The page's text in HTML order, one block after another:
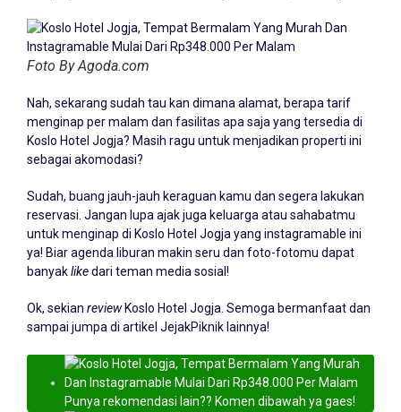
Foto By Agoda.com
Nah, sekarang sudah tau kan dimana alamat, berapa tarif
menginap per malam dan fasilitas apa saja yang tersedia di
Koslo Hotel Jogja? Masih ragu untuk menjadikan properti ini
sebagai akomodasi?
Sudah, buang jauh-jauh keraguan kamu dan segera lakukan
reservasi. Jangan lupa ajak juga keluarga atau sahabatmu
untuk menginap di Koslo Hotel Jogja yang instagramable ini
ya! Biar agenda liburan makin seru dan foto-fotomu dapat
banyaklikedari teman media sosial!
Ok, sekian reviewKoslo Hotel Jogja. Semoga bermanfaat dan
sampai jumpa di artikel JejakPiknik lainnya!
Punya rekomendasi lain?? Komen dibawah ya gaes!